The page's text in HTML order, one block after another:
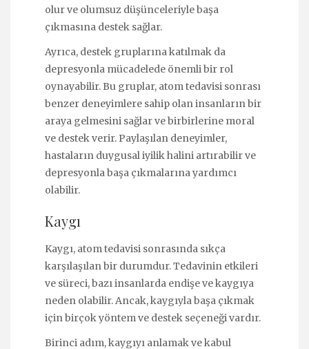
olur ve olumsuz düşünceleriyle başa
çıkmasına destek sağlar.
Ayrıca, destek gruplarına katılmak da
depresyonla mücadelede önemli bir rol
oynayabilir. Bu gruplar, atom tedavisi sonrası
benzer deneyimlere sahip olan insanların bir
araya gelmesini sağlar ve birbirlerine moral
ve destek verir. Paylaşılan deneyimler,
hastaların duygusal iyilik halini artırabilir ve
depresyonla başa çıkmalarına yardımcı
olabilir.
Kaygı
Kaygı, atom tedavisi sonrasında sıkça
karşılaşılan bir durumdur. Tedavinin etkileri
ve süreci, bazı insanlarda endişe ve kaygıya
neden olabilir. Ancak, kaygıyla başa çıkmak
için birçok yöntem ve destek seçeneği vardır.
Birinci adım, kaygıyı anlamak ve kabul